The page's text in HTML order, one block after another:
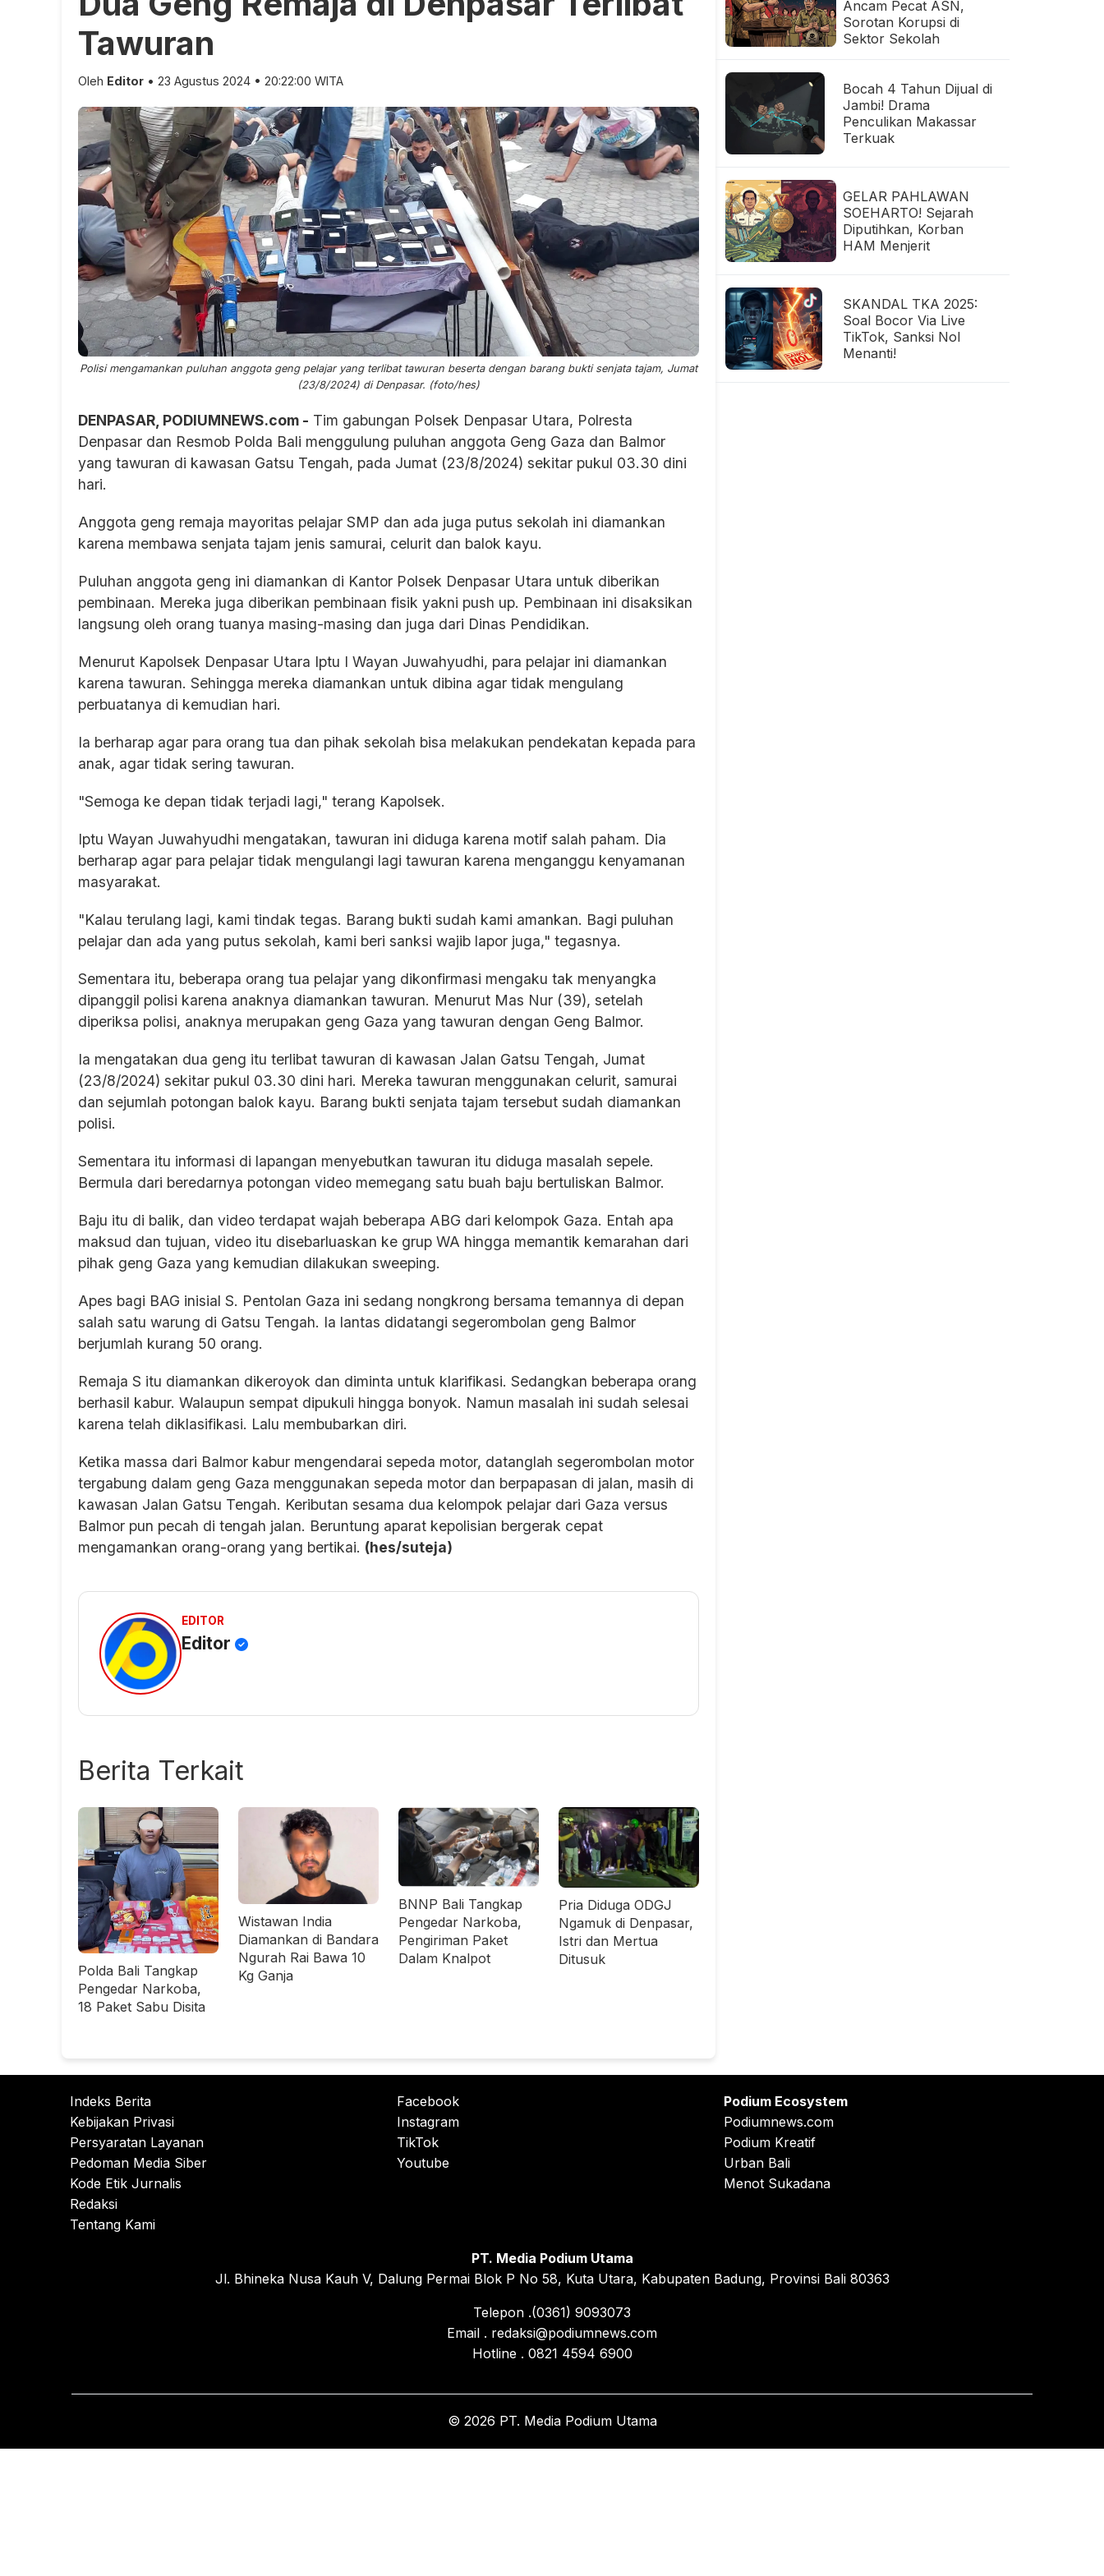
Tawuran
Oleh Editor • 23 Agustus 2024 • 20:22:00 WITA
Polisi mengamankan puluhan anggota geng pelajar yang terlibat tawuran beserta dengan barang bukti senjata tajam, Jumat
(23/8/2024) di Denpasar. (foto/hes)
DENPASAR, PODIUMNEWS.com - Tim gabungan Polsek Denpasar Utara, Polresta
Denpasar dan Resmob Polda Bali menggulung puluhan anggota Geng Gaza dan Balmor
yang tawuran di kawasan Gatsu Tengah, pada Jumat (23/8/2024) sekitar pukul 03.30 dini
hari.
Anggota geng remaja mayoritas pelajar SMP dan ada juga putus sekolah ini diamankan
karena membawa senjata tajam jenis samurai, celurit dan balok kayu.
Puluhan anggota geng ini diamankan di Kantor Polsek Denpasar Utara untuk diberikan
pembinaan. Mereka juga diberikan pembinaan fisik yakni push up. Pembinaan ini disaksikan
langsung oleh orang tuanya masing-masing dan juga dari Dinas Pendidikan.
Menurut Kapolsek Denpasar Utara Iptu I Wayan Juwahyudhi, para pelajar ini diamankan
karena tawuran. Sehingga mereka diamankan untuk dibina agar tidak mengulang
perbuatanya di kemudian hari.
Ia berharap agar para orang tua dan pihak sekolah bisa melakukan pendekatan kepada para
anak, agar tidak sering tawuran.
"Semoga ke depan tidak terjadi lagi," terang Kapolsek.
Iptu Wayan Juwahyudhi mengatakan, tawuran ini diduga karena motif salah paham. Dia
berharap agar para pelajar tidak mengulangi lagi tawuran karena menganggu kenyamanan
masyarakat.
"Kalau terulang lagi, kami tindak tegas. Barang bukti sudah kami amankan. Bagi puluhan
pelajar dan ada yang putus sekolah, kami beri sanksi wajib lapor juga," tegasnya.
Sementara itu, beberapa orang tua pelajar yang dikonfirmasi mengaku tak menyangka
dipanggil polisi karena anaknya diamankan tawuran. Menurut Mas Nur (39), setelah
diperiksa polisi, anaknya merupakan geng Gaza yang tawuran dengan Geng Balmor.
Ia mengatakan dua geng itu terlibat tawuran di kawasan Jalan Gatsu Tengah, Jumat
(23/8/2024) sekitar pukul 03.30 dini hari. Mereka tawuran menggunakan celurit, samurai
dan sejumlah potongan balok kayu. Barang bukti senjata tajam tersebut sudah diamankan
polisi.
Sementara itu informasi di lapangan menyebutkan tawuran itu diduga masalah sepele.
Bermula dari beredarnya potongan video memegang satu buah baju bertuliskan Balmor.
Baju itu di balik, dan video terdapat wajah beberapa ABG dari kelompok Gaza. Entah apa
maksud dan tujuan, video itu disebarluaskan ke grup WA hingga memantik kemarahan dari
pihak geng Gaza yang kemudian dilakukan sweeping.
Apes bagi BAG inisial S. Pentolan Gaza ini sedang nongkrong bersama temannya di depan
salah satu warung di Gatsu Tengah. Ia lantas didatangi segerombolan geng Balmor
berjumlah kurang 50 orang.
Remaja S itu diamankan dikeroyok dan diminta untuk klarifikasi. Sedangkan beberapa orang
berhasil kabur. Walaupun sempat dipukuli hingga bonyok. Namun masalah ini sudah selesai
karena telah diklasifikasi. Lalu membubarkan diri.
Ketika massa dari Balmor kabur mengendarai sepeda motor, datanglah segerombolan motor
tergabung dalam geng Gaza menggunakan sepeda motor dan berpapasan di jalan, masih di
kawasan Jalan Gatsu Tengah. Keributan sesama dua kelompok pelajar dari Gaza versus
Balmor pun pecah di tengah jalan. Beruntung aparat kepolisian bergerak cepat
mengamankan orang-orang yang bertikai. (hes/suteja)
EDITOR
Editor
Berita Terkait
Polda Bali Tangkap
Pengedar Narkoba,
18 Paket Sabu Disita
Wistawan India
Diamankan di Bandara
Ngurah Rai Bawa 10
Kg Ganja
BNNP Bali Tangkap
Pengedar Narkoba,
Pengiriman Paket
Dalam Knalpot
Pria Diduga ODGJ
Ngamuk di Denpasar,
Istri dan Mertua
Ditusuk
Ancam Pecat ASN,
Sorotan Korupsi di
Sektor Sekolah
Bocah 4 Tahun Dijual di
Jambi! Drama
Penculikan Makassar
Terkuak
GELAR PAHLAWAN
SOEHARTO! Sejarah
Diputihkan, Korban
HAM Menjerit
SKANDAL TKA 2025:
Soal Bocor Via Live
TikTok, Sanksi Nol
Menanti!
Indeks Berita
Kebijakan Privasi
Persyaratan Layanan
Pedoman Media Siber
Kode Etik Jurnalis
Redaksi
Tentang Kami
Facebook
Instagram
TikTok
Youtube
Podium Ecosystem
Podiumnews.com
Podium Kreatif
Urban Bali
Menot Sukadana
PT. Media Podium Utama
Jl. Bhineka Nusa Kauh V, Dalung Permai Blok P No 58, Kuta Utara, Kabupaten Badung, Provinsi Bali 80363
Telepon .(0361) 9093073
Email . redaksi@podiumnews.com
Hotline . 0821 4594 6900
© 2026 PT. Media Podium Utama